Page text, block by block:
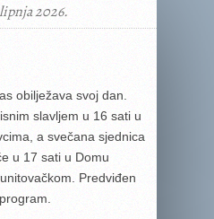
2026.
obilježava svoj dan.
slavljem u 16 sati u
a svečana sjednica
u 17 sati u Domu
Predviđen